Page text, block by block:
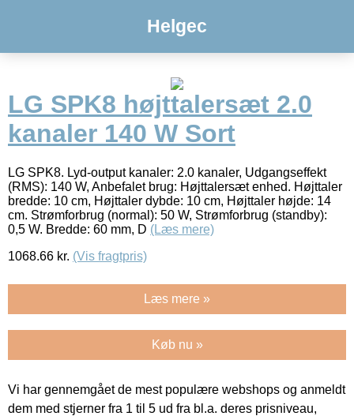
Helgec
LG SPK8 højttalersæt 2.0
kanaler 140 W Sort
LG SPK8. Lyd-output kanaler: 2.0 kanaler, Udgangseffekt
(RMS): 140 W, Anbefalet brug: Højttalersæt enhed. Højttaler
bredde: 10 cm, Højttaler dybde: 10 cm, Højttaler højde: 14
cm. Strømforbrug (normal): 50 W, Strømforbrug (standby):
0,5 W. Bredde: 60 mm, D (Læs mere)
1068.66 kr. (Vis fragtpris)
Læs mere »
Køb nu »
Vi har gennemgået de mest populære webshops og anmeldt
dem med stjerner fra 1 til 5 ud fra bl.a. deres prisniveau,